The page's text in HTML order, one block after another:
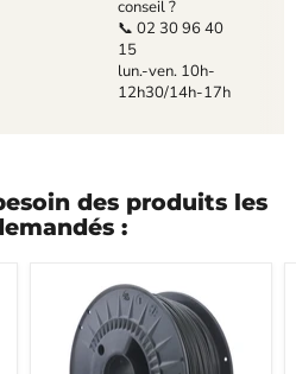
conseil ?
📞 02 30 96 40
15
lun.-ven. 10h-
12h30/14h-17h
des produits les
: